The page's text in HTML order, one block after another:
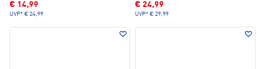
€ 14,99
UVP* € 24,99
€ 24,99
UVP* € 29,99